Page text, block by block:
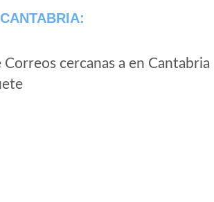
cercanas a en Cantabria